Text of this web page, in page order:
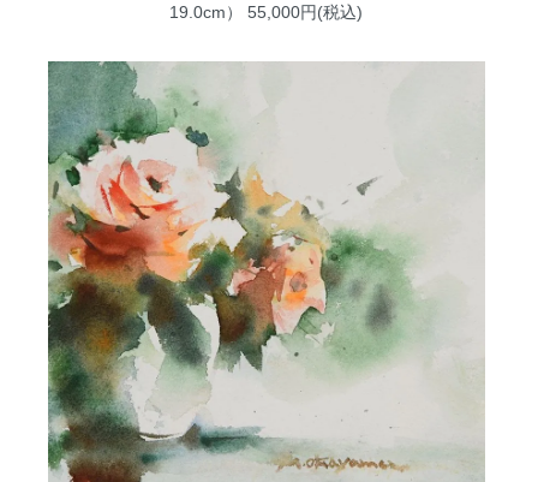
19.0cm）
55,000円(税込)